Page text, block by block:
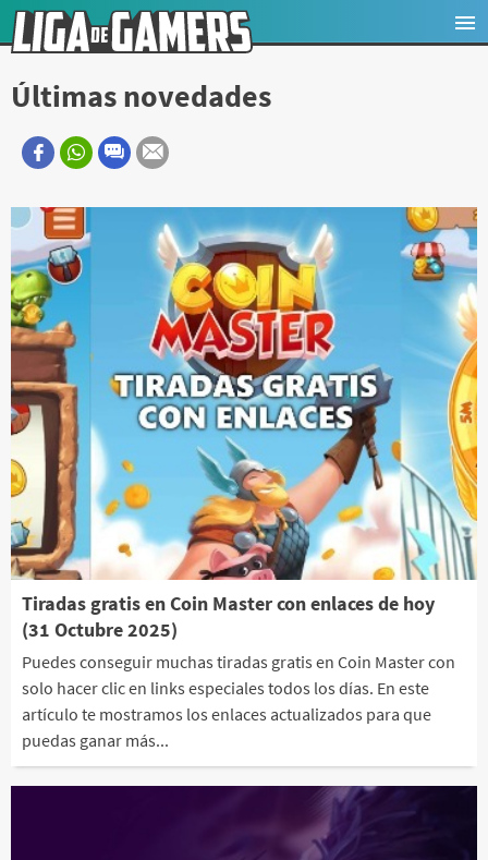
Últimas novedades
Tiradas gratis en Coin Master con enlaces de hoy
(31 Octubre 2025)
Puedes conseguir muchas tiradas gratis en Coin Master con
solo hacer clic en links especiales todos los días. En este
artículo te mostramos los enlaces actualizados para que
puedas ganar más...